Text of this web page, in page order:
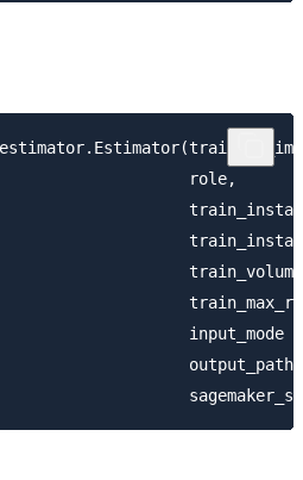
role,
input_mode